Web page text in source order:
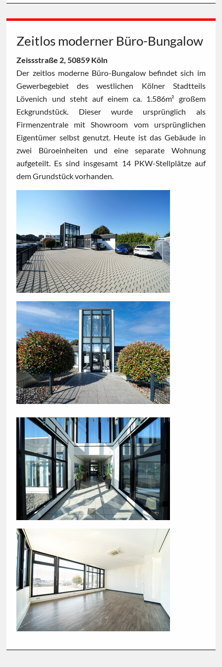
Zeitlos moderner Büro-Bungalow
Zeissstraße 2, 50859 Köln
Der zeitlos moderne Büro-Bungalow befindet sich im
Gewerbegebiet des westlichen Kölner Stadtteils
Lövenich und steht auf einem ca. 1.586m² großem
Eckgrundstück. Dieser wurde ursprünglich als
Firmenzentrale mit Showroom vom ursprünglichen
Eigentümer selbst genutzt. Heute ist das Gebäude in
zwei Büroeinheiten und eine separate Wohnung
aufgeteilt. Es sind insgesamt 14 PKW-Stellplätze auf
dem Grundstück vorhanden.